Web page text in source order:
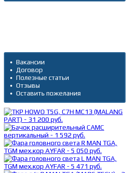
Вакансии
Договор
Полезные статьи
Отзывы
Оставить пожелания